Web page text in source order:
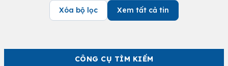
CÔNG CỤ TÌM KIẾM
Xóa bộ lọc Xem tất cả tin